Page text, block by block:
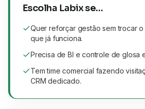
Escolha Labix se…
Quer reforçar gestão sem trocar o
que já funciona.
Precisa de BI e controle de glosa
Tem time comercial fazendo
CRM dedicado.